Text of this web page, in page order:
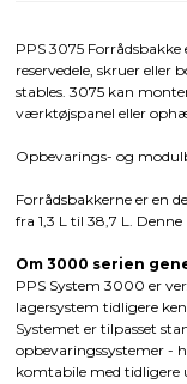
PPS 3075
reservedele, skruer eller
stables. 3075 kan
værktøjspanel eller
Opbevarings- og
Forrådsbakkerne er en
fra 1,3 L til 38,7 L.
Om 3000 serien
PPS System 3000 er
lagersystem tidligere
Systemet er tilpasset
opbevaringssystemer -
komtabile med tidligere